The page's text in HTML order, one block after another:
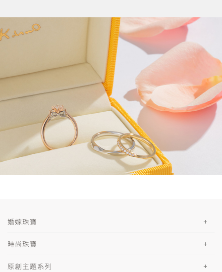
婚嫁珠寶
時尚珠寶
原創主題系列